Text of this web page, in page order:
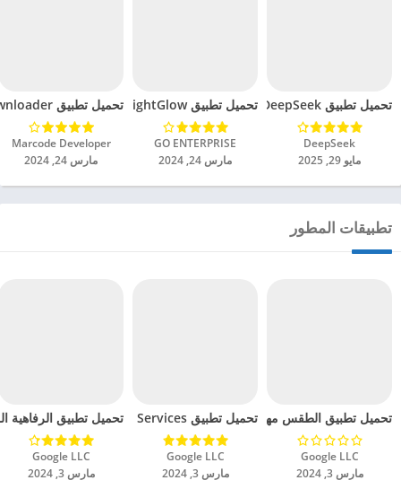
تحميل تطبيق DeepSeek مهكر للاندرويد 2025
DeepSeek‏
مايو 29, 2025
تحميل تطبيق BrightGlow مهكر للاندرويد 2024
GO ENTERPRISE‏
مارس 24, 2024
تحميل تطبيق mp4 video downloader مهكر للاندرويد 2024
Marcode Developer‏
مارس 24, 2024
تطبيقات المطور
تحميل تطبيق الطقس مهكر للاندرويد 2024
Google LLC‏
مارس 3, 2024
تحميل تطبيق Health Services مهكر للاندرويد 2024
Google LLC‏
مارس 3, 2024
تحميل تطبيق الرفاهية
Google LLC‏
مارس 3, 2024